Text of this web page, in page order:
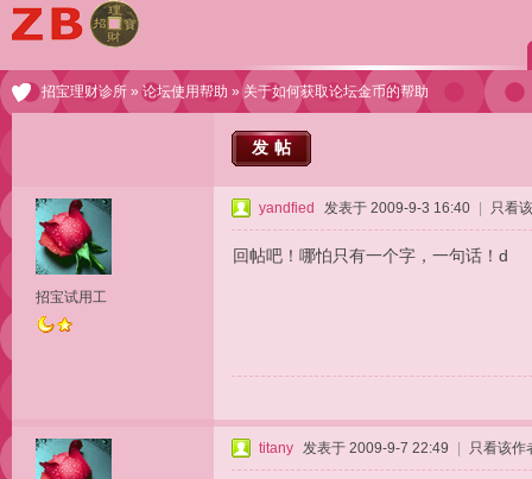
招宝理财诊所 »论坛使用帮助 » 关于如何获取论坛金币的帮助
发帖
招宝试用工
yandfied 发表于 2009-9-3 16:40 只看
回帖吧！哪怕只有一个字，一句话！d
titany 发表于 2009-9-7 22:49 只看该作